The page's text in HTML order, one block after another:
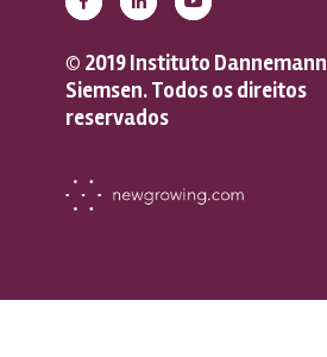
© 2019 Instituto Dannemann
Siemsen. Todos os direitos
reservados